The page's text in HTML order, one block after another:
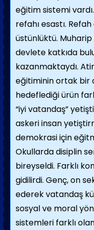
eğitim sistemi
refahı esastı.
üstünlüktü.
devlete katkıda
kazanmaktaydı.
eğitiminin ortak bir
hedeflediği ürün
“iyi vatandaş”
askeri insan
demokrasi için
Okullarda disiplin
bireyseldi. Farklı
gidilirdi. Genç, on
ederek vatandaş
sosyal ve moral
sistemleri farklı